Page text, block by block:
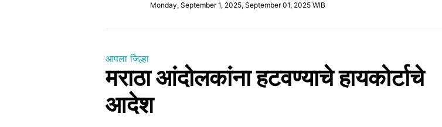
Monday, September 1, 2025, September 01, 2025 WIB
आपला जिल्हा
मराठा आंदोलकांना हटवण्याचे हायकोर्टाचे
आदेश